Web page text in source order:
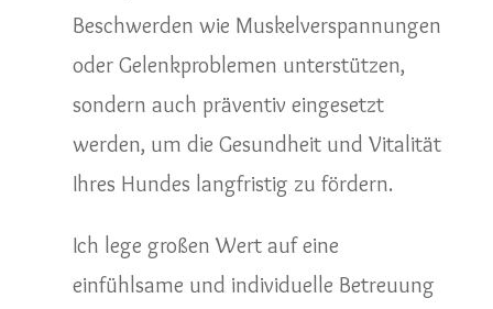
Beschwerden wie Muskelverspannungen
oder Gelenkproblemen unterstützen,
sondern auch präventiv eingesetzt
werden, um die Gesundheit und Vitalität
Ihres Hundes langfristig zu fördern.
Ich lege großen Wert auf eine
einfühlsame und individuelle Betreuung